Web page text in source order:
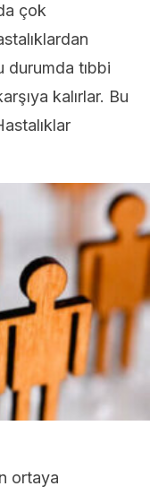
çok
durumda tıbbi
kalırlar. Bu
ortaya